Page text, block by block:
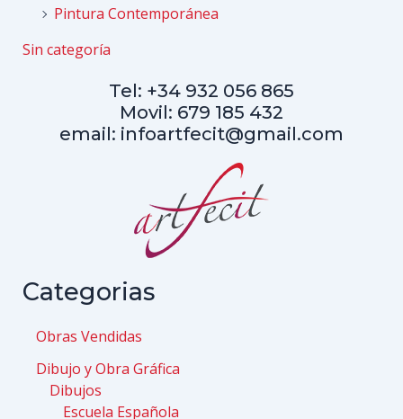
Pintura Contemporánea
Sin categoría
Tel: +34 932 056 865
Movil: 679 185 432
email: infoartfecit@gmail.com
Categorias
Obras Vendidas
Dibujo y Obra Gráfica
Dibujos
Escuela Española